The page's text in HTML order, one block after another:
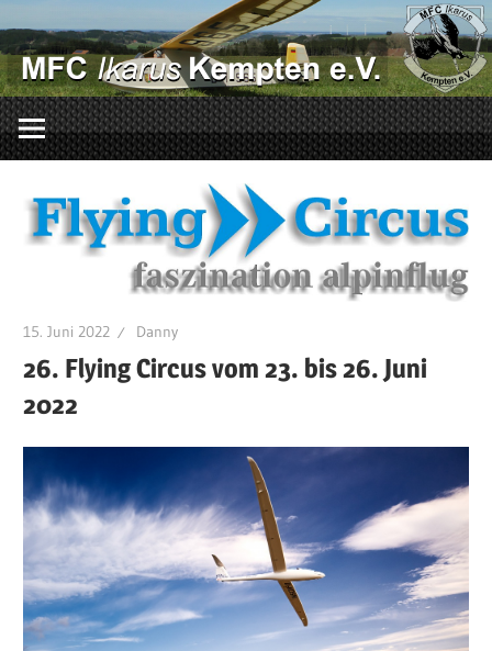
Inhalt
springen
…
mit
fliegst
15. Juni 2022 Danny
26. Flying Circus vom 23. bis 26. Juni
2022